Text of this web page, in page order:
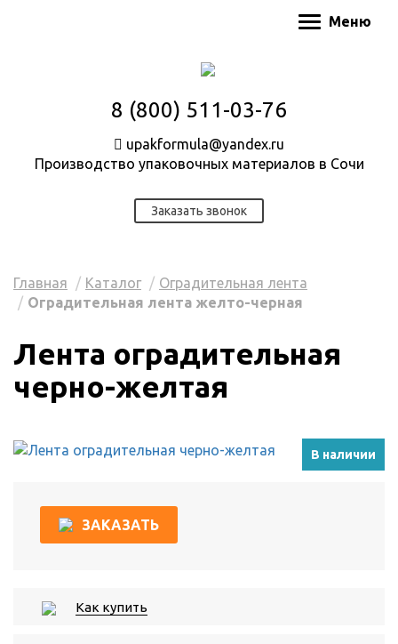
Меню
8 (800) 511-03-76
upakformula@yandex.ru
Производство упаковочных материалов в Сочи
Заказать звонок
Главная Каталог
Оградительная лента
Оградительная лента желто-черная
Лента оградительная
черно-желтая
В наличии
ЗАКАЗАТЬ
Как купить